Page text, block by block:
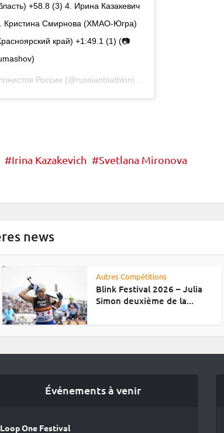
+58.8 (3) 4. Ирина Казакевич
Кристина Смирнова (ХМАО-Югра)
край) +1:49.1 (1) (📷
России (@russianbiathlon) le
Irina Kazakevich
Svetlana Mironova
news
Autres Compétitions
Blink Festival 2026 – Julia
Simon deuxième de la...
Événements à venir
Loop One Festival